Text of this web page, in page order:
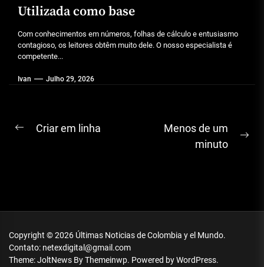
Utilizada como base
Com conhecimentos em números, folhas de cálculo e entusiasmo
contagioso, os leitores obtêm muito dele. O nosso especialista é
competente...
Ivan Julho 29, 2026
Navegação
Previous
Criar em linha
Menos de um
minuto
Copyright © 2026 Últimas Noticias de Colombia y el Mundo.
Contato: netexdigital@gmail.com
Theme: JoltNews ByThemeinwp. Powered byWordPress.